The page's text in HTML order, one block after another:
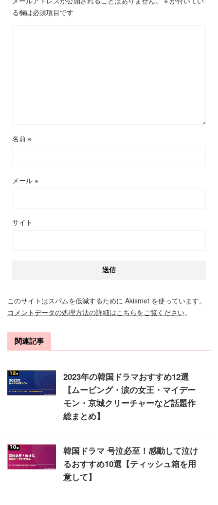
る欄は必須項目です
名前 ※
メール ※
サイト
このサイトはスパムを低減するために Akismet を使っています。
コメントデータの処理方法の詳細はこちらをご覧ください。
関連記事
2023年の韓国ドラマおすすめ12選
【ムービング・涙の女王・マイデー
モン・京城クリーチャーなど話題作
総まとめ】
韓国ドラマ 号泣必至！感動して泣け
るおすすめ10選【ティッシュ箱を用
意して】